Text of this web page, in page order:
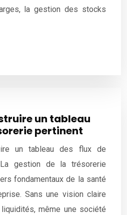
la gestion des stocks
un tableau
pertinent
un tableau des flux de
gestion de la trésorerie
fondamentaux de la santé
Sans une vision claire
même une société